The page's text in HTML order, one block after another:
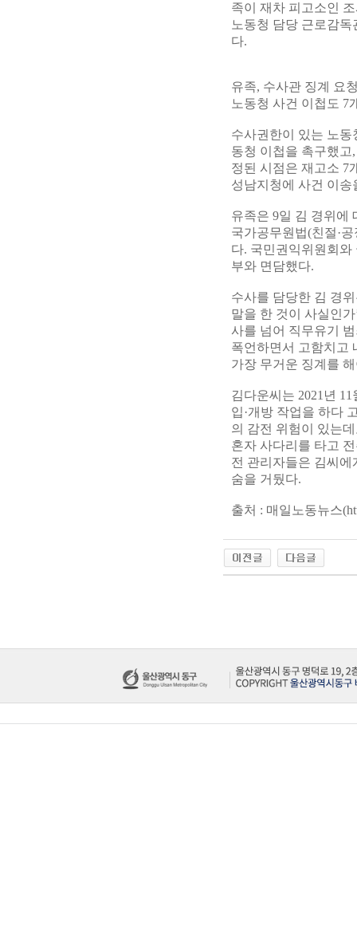
족이 재차 피고소인
노동청 담당 근로감
다.
유족, 수사관 징계 요
노동청 사건 이첩도 7
수사권한이 있는 노
동청 이첩을 촉구했고
정된 시점은 재고소 7
성남지청에 사건 이송
유족은 9일 김 경위에
국가공무원법(친절·
다. 국민권익위원회
부와 면담했다.
수사를 담당한 김 경
말을 한 것이 사실인
사를 넘어 직무유기
폭언하면서 고함치고
가장 무거운 징계를
김다운씨는 2021년
입·개방 작업을 하다
의 감전 위험이 있는
혼자 사다리를 타고
전 관리자들은 김씨에
숨을 거뒀다.
출처 : 매일노동뉴스(